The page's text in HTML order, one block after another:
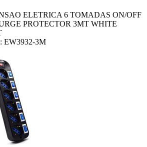
ELETRICA 6 TOMADAS ON/OFF
PROTECTOR 3MT WHITE
: EW3932-3M